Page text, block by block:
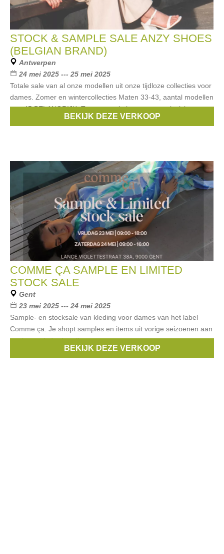
STOCK & SAMPLE SALE ANZY SHOES
(BELGIAN BRAND)
Antwerpen
24 mei 2025 --- 25 mei 2025
Totale sale van al onze modellen uit onze tijdloze collecties voor
dames. Zomer en wintercollecties Maten 33-43, aantal modellen
tem 45 BELANGRIJK: Toegang enkel met een gratis ticket.
BEKIJK DEZE VERKOOP
COMME ÇA SAMPLE EN LIMITED
STOCK SALE
Gent
23 mei 2025 --- 24 mei 2025
Sample- en stocksale van kleding voor dames van het label
Comme ça. Je shopt samples en items uit vorige seizoenen aan
sterk verminderde prijzen.
Comme Ca
BEKIJK DEZE VERKOOP